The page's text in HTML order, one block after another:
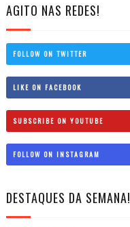
AGITO NAS REDES!
FOLLOW ON TWITTER
LIKE ON FACEBOOK
SUBSCRIBE ON YOUTUBE
FOLLOW ON INSTAGRAM
DESTAQUES DA SEMANA!